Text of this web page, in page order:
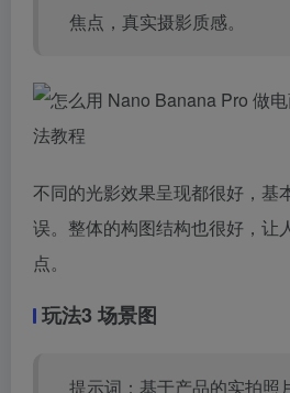
焦点，真实摄影质感。
不同的光影效果呈现都很好，基
误。整体的构图结构也很好，让
点。
玩法3 场景图
提示词：基于产品的实拍照